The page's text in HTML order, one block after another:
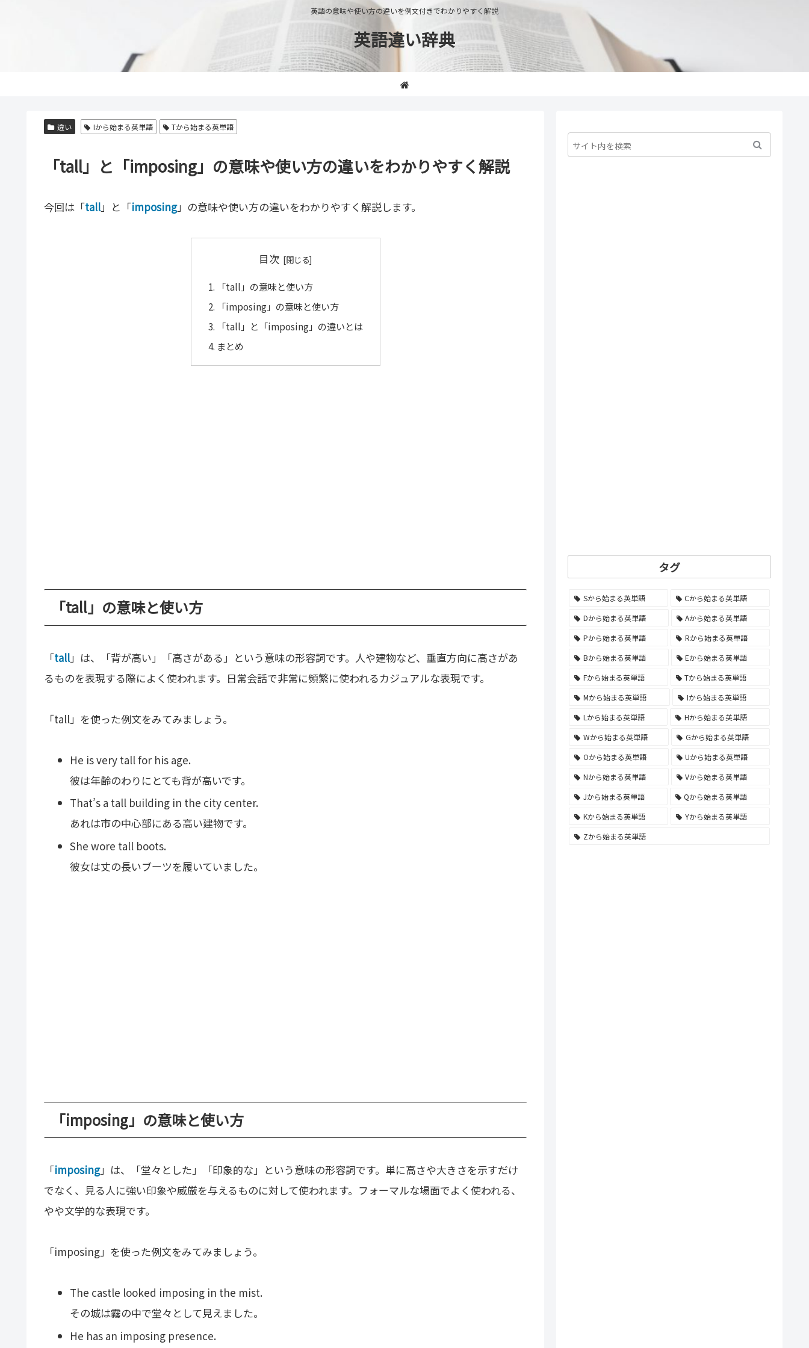
英語の意味や使い方の違いを例文付きでわかりやすく解説
英語違い辞典
違い Iから始まる英単語 Tから始まる英単語
「tall」と「imposing」の意味や使い方の違いをわかりやすく解説
今回は「tall」と「imposing」の意味や使い方の違いをわかりやすく解説します。
目次
「tall」の意味と使い方
「imposing」の意味と使い方
「tall」と「imposing」の違いとは
まとめ
「tall」の意味と使い方
「tall」は、「背が高い」「高さがある」という意味の形容詞です。人や建物など、垂直方向に高さがあ
るものを表現する際によく使われます。日常会話で非常に頻繁に使われるカジュアルな表現です。
「tall」を使った例文をみてみましょう。
He is very tall for his age.
彼は年齢のわりにとても背が高いです。
That’s a tall building in the city center.
あれは市の中心部にある高い建物です。
She wore tall boots.
彼女は丈の長いブーツを履いていました。
「imposing」の意味と使い方
「imposing」は、「堂々とした」「印象的な」という意味の形容詞です。単に高さや大きさを示すだけ
でなく、見る人に強い印象や威厳を与えるものに対して使われます。フォーマルな場面でよく使われる、
やや文学的な表現です。
「imposing」を使った例文をみてみましょう。
The castle looked imposing in the mist.
その城は霧の中で堂々として見えました。
He has an imposing presence.
タグ
Sから始まる英単語
Cから始まる英単語
Dから始まる英単語
Aから始まる英単語
Pから始まる英単語
Rから始まる英単語
Bから始まる英単語
Eから始まる英単語
Fから始まる英単語
Tから始まる英単語
Mから始まる英単語
Iから始まる英単語
Lから始まる英単語
Hから始まる英単語
Wから始まる英単語
Gから始まる英単語
Oから始まる英単語
Uから始まる英単語
Nから始まる英単語
Vから始まる英単語
Jから始まる英単語
Qから始まる英単語
Kから始まる英単語
Yから始まる英単語
Zから始まる英単語